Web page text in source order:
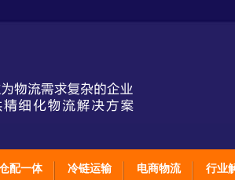
配一体 冷链运输 电商物流 行业